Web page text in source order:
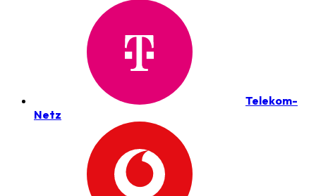
Telekom-
Netz